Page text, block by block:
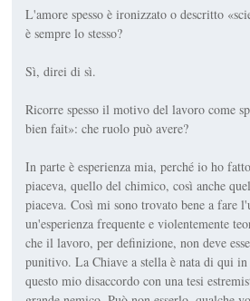
L'amore spesso è ironizzato o descritto
è sempre lo stesso?
Sì, direi di sì.
Ricorre spesso il motivo del lavoro come
bien fait»: che ruolo può avere?
In parte è esperienza mia, perché io ho
piaceva, quello del chimico, così anche
piaceva. Così mi sono trovato bene a fare
un'esperienza frequente e violentemente
che il lavoro, per definizione, non deve
punitivo. La Chiave a stella è nata di qui in
questo mio disaccordo con una tesi